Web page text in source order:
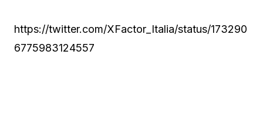
https://twitter.com/XFactor_Italia/status/173290
6775983124557